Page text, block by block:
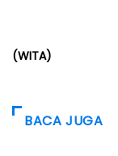
(WITA)
BACA JUGA